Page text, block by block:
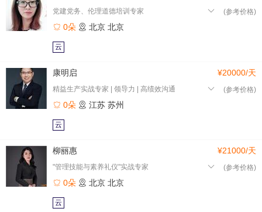
党建党务、伦理道德培训专家
0朵 北京 北京
(参考价格)
云
康明启
精益生产实战专家 | 领导力 | 高绩效沟通
0朵 江苏 苏州
¥20000/天
(参考价格)
云
柳丽惠
"管理技能与素养礼仪"实战专家
0朵 北京 北京
¥21000/天
(参考价格)
云